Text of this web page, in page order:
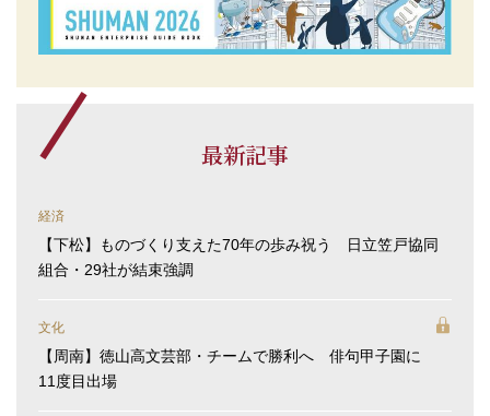
最新記事
経済
【下松】ものづくり支えた70年の歩み祝う 日立笠戸協同
組合・29社が結束強調
文化
【周南】徳山高文芸部・チームで勝利へ 俳句甲子園に
11度目出場